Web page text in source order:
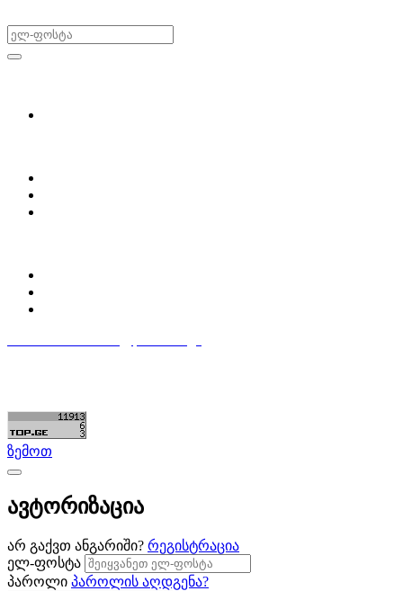
ზემოთ
ავტორიზაცია
არ გაქვთ ანგარიში? რეგისტრაცია
ელ-ფოსტა
პაროლი პაროლის აღდგენა?